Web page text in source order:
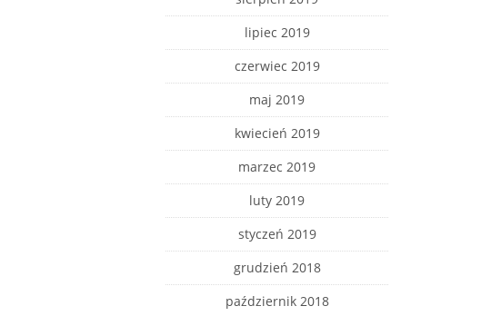
lipiec 2019
czerwiec 2019
maj 2019
kwiecień 2019
marzec 2019
luty 2019
styczeń 2019
grudzień 2018
październik 2018